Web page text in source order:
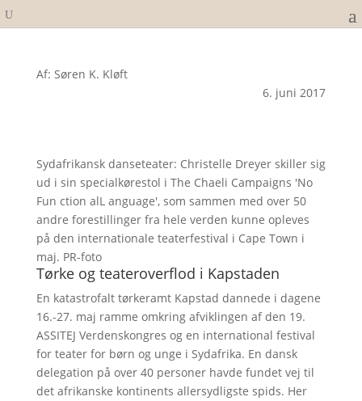
Af: Søren K. Kløft
6. juni 2017
Sydafrikansk danseteater: Christelle Dreyer skiller sig
ud i sin specialkørestol i The Chaeli Campaigns 'No
Fun ction alL anguage', som sammen med over 50
andre forestillinger fra hele verden kunne opleves
på den internationale teaterfestival i Cape Town i
maj. PR-foto
Tørke og teateroverflod i Kapstaden
En katastrofalt tørkeramt Kapstad dannede i dagene
16.-27. maj ramme omkring afviklingen af den 19.
ASSITEJ Verdenskongres og en international festival
for teater for børn og unge i Sydafrika. En dansk
delegation på over 40 personer havde fundet vej til
det afrikanske kontinents allersydligste spids. Her